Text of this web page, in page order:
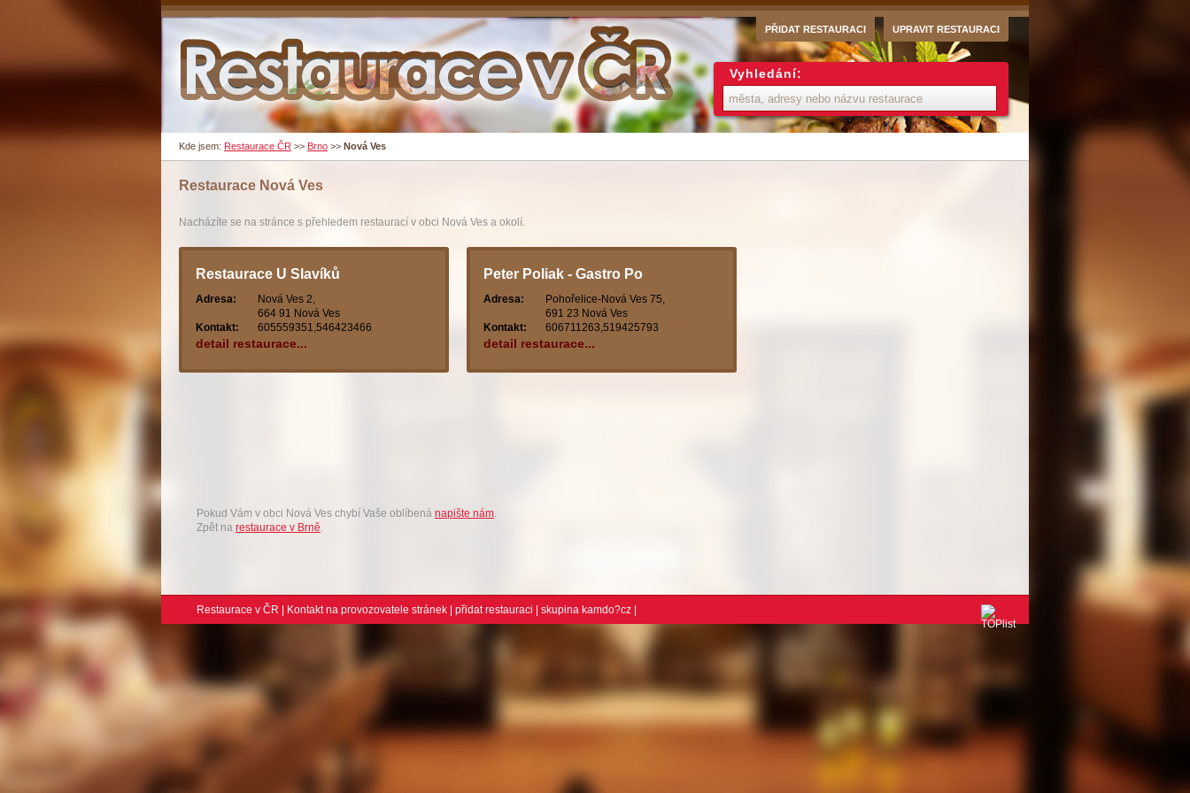
PŘIDAT RESTAURACI UPRAVIT RESTAURACI
Kde jsem: Restaurace ČR >> Brno >> Nová Ves
Restaurace Nová Ves
Nacházíte se na stránce s přehledem restaurací v obci Nová Ves a okolí.
Restaurace U Slavíků
Adresa:
Nová Ves 2,
664 91 Nová Ves
Kontakt:
605559351,546423466
detail restaurace...
Peter Poliak - Gastro Po
Adresa:
Pohořelice-Nová Ves 75,
691 23 Nová Ves
Kontakt:
606711263,519425793
detail restaurace...
Pokud Vám v obci Nová Ves chybí Vaše oblíbená napište nám.
Zpět na restaurace v Brně.
Vyhledání:
Restaurace v ČR Kontakt na provozovatele stránek přidat restauraci | skupina kamdo?cz